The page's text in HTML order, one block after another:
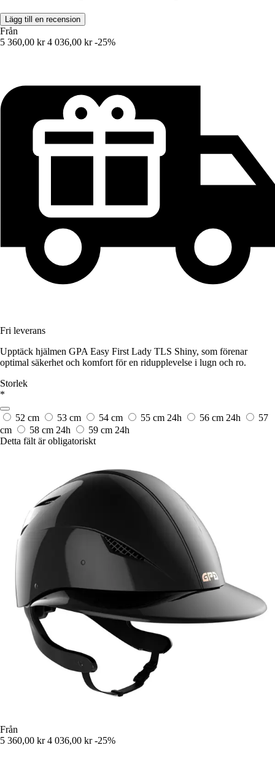
Lägg till en recension
Från
5 360,00 kr 4 036,00 kr -25%
Fri leverans
Upptäck hjälmen GPA Easy First Lady TLS Shiny, som förenar
optimal säkerhet och komfort för en ridupplevelse i lugn och ro.
Storlek
*
52 cm 53 cm 54 cm 55 cm 24h 56 cm 24h
57
cm
58 cm 24h 59 cm 24h
Detta fält är obligatoriskt
Från
5 360,00 kr 4 036,00 kr -25%